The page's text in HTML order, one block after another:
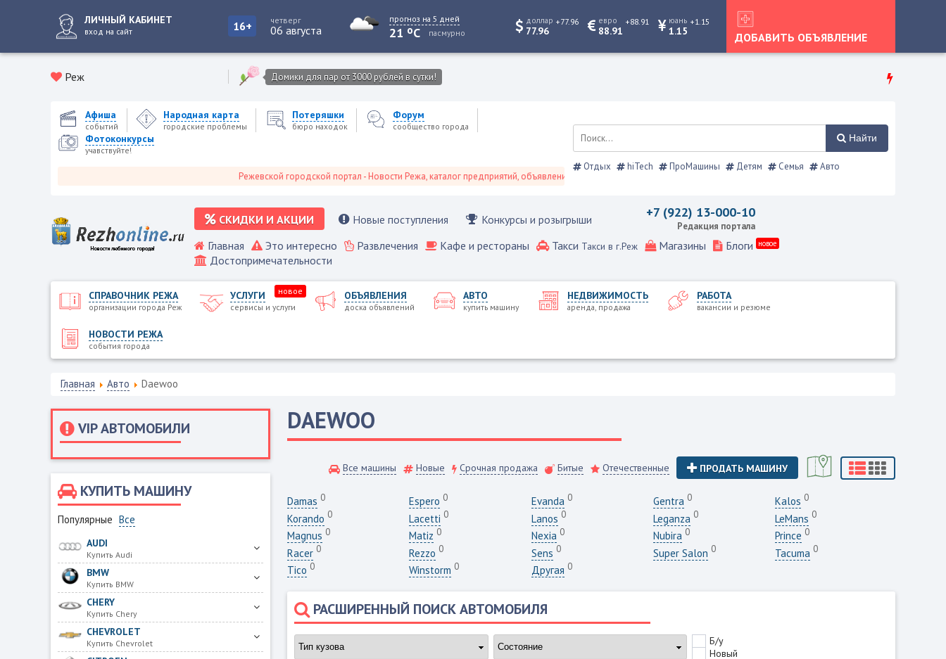
ЛИЧНЫЙ КАБИНЕТ
вход на сайт 16+ четверг
06 августа
прогноз на 5 дней
21 oC пасмурно
доллар
77.96
+77.96 евро
88.91
+88.91 юань
1.15
+1.15
ДОБАВИТЬ ОБЪЯВЛЕНИЕ
Реж Домики для пар от 3000 рублей в сутки!
Афиша
событий
Народная карта
городские проблемы
Потеряшки
бюро находок
Форум
сообщество города
Фотоконкурсы
учавствуйте!
Режевской городской портал - Новости Режа, каталог предприятий, объявления, Режевской справочник
Найти
Отдых hiTech ПроМашины Детям Семья Авто
СКИДКИ И АКЦИИ Новые поступления Конкурсы и розыгрыши +7 (922) 13-000-10
Редакция портала
Главная Это интересно Развлечения Кафе и рестораны Такси Такси в г.Реж Магазины Блоги новое
Достопримечательности
СПРАВОЧНИК РЕЖА
организации города Реж
УСЛУГИ
сервисы и услуги
новое ОБЪЯВЛЕНИЯ
доска объявлений
АВТО
купить машину
НЕДВИЖИМОСТЬ
аренда, продажа
РАБОТА
вакансии и резюме
НОВОСТИ РЕЖА
события города
Главная Авто Daewoo
VIP АВТОМОБИЛИ
КУПИТЬ МАШИНУ
Популярные Все
AUDI
Купить Audi
BMW
Купить BMW
CHERY
Купить Chery
CHEVROLET
Купить Chevrolet
DAEWOO
Все машины Новые Срочная продажа Битые Отечественные ПРОДАТЬ МАШИНУ
Damas 0 Espero 0 Evanda 0 Gentra 0 Kalos 0
Korando 0 Lacetti 0 Lanos 0 Leganza 0 LeMans 0
Magnus 0 Matiz 0 Nexia 0 Nubira 0 Prince 0
Racer 0 Rezzo 0 Sens 0 Super Salon 0 Tacuma 0
Tico 0 Winstorm 0 Другая 0
РАСШИРЕННЫЙ ПОИСК АВТОМОБИЛЯ
Б/у
Новый